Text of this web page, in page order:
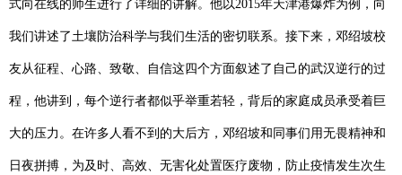
式向在线的师生进行了详细的讲解。他以 2015年天津港爆炸为例，向
我们讲述了土壤防治科学与我们生活的密切联系。接下来，邓绍坡校
友从征程、心路、致敬、自信这四个方面叙述了自己的武汉逆行的过
程，他讲到，每个逆行者都似乎举重若轻，背后的家庭成员承受着巨
大的压力。在许多人看不到的大后方，邓绍坡和同事们用无畏精神和
日夜拼搏，为及时、高效、无害化处置医疗废物，防止疫情发生次生